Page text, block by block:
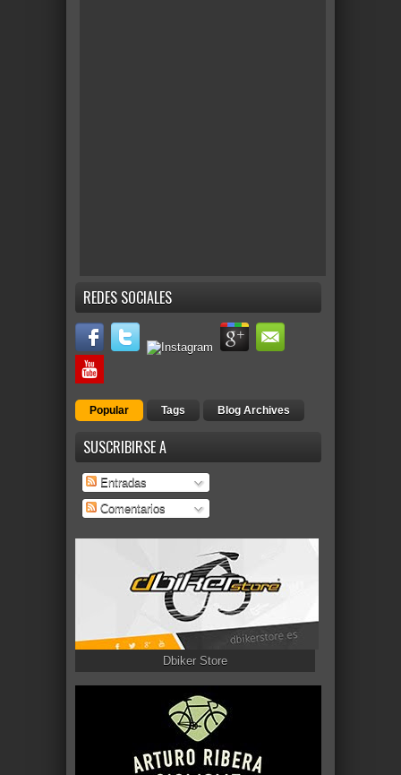
REDES SOCIALES
Popular Tags Blog Archives
SUSCRIBIRSE A
Entradas
Comentarios
Dbiker Store